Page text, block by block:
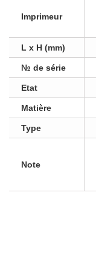
Imprimeur
L x H (mm)
№ de série
Etat
Matière
Type
Note